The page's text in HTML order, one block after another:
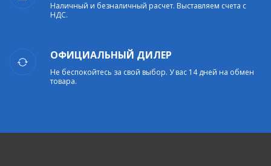
Наличный и безналичный расчет. Выставляем счета с
НДС.
ОФИЦИАЛЬНЫЙ ДИЛЕР
Не беспокойтесь за свой выбор. У вас 14 дней на обмен
товара.